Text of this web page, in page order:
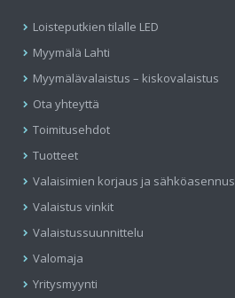
Loisteputkien tilalle LED
Myymälä Lahti
Myymälävalaistus – kiskovalaistus
Ota yhteyttä
Toimitusehdot
Tuotteet
Valaisimien korjaus ja sähköasennus
Valaistus vinkit
Valaistussuunnittelu
Valomaja
Yritysmyynti